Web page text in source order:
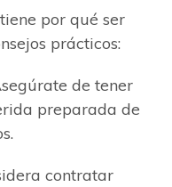
por qué ser
prácticos:
de tener
preparada de
contratar